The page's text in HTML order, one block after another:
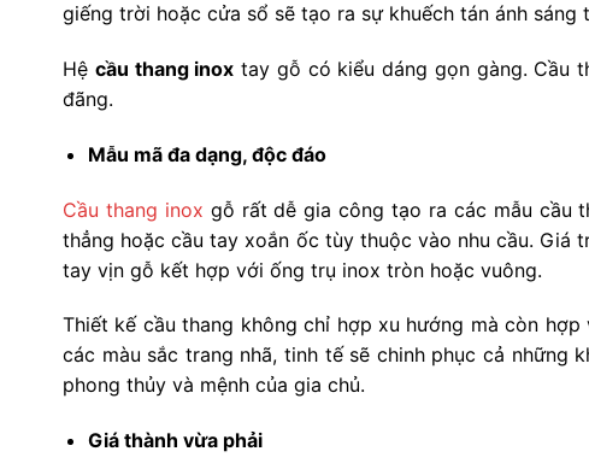
giếng trời hoặc cửa sổ sẽ tạo ra sự khuếch tán ánh
Hệ cầu thang inox tay gỗ có kiểu dáng gọn gàng. Cầu
đãng.
Mẫu mã đa dạng, độc đáo
Cầu thang inox gỗ rất dễ gia công tạo ra các mẫu cầu
thẳng hoặc cầu tay xoắn ốc tùy thuộc vào nhu cầu. Giá
tay vịn gỗ kết hợp với ống trụ inox tròn hoặc vuông.
Thiết kế cầu thang không chỉ hợp xu hướng mà còn
các màu sắc trang nhã, tinh tế sẽ chinh phục cả những
phong thủy và mệnh của gia chủ.
Giá thành vừa phải